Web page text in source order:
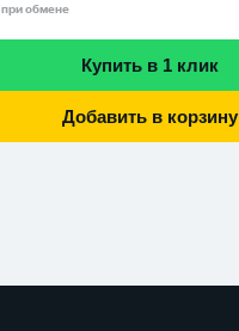
при обмене
Купить в 1 клик
Добавить в корзину